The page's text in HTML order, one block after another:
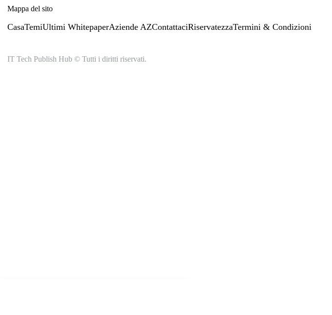
Mappa del sito
CasaTemiUltimi WhitepaperAziende AZContattaciRiservatezzaTermini & Condizioni
IT Tech Publish Hub © Tutti i diritti riservati.